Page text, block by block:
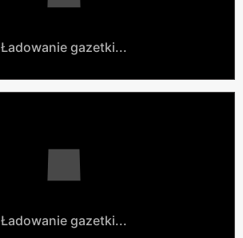
Ładowanie gazetki...
Ładowanie gazetki...